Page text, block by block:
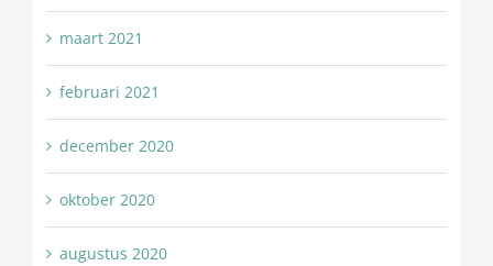
maart 2021
februari 2021
december 2020
oktober 2020
augustus 2020